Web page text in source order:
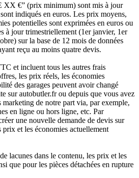
€” (prix minimum) sont mis à jour
indiqués en euros. Les prix moyens,
potentielles sont exprimées en euros ou
à jour trimestriellement (1er janvier, 1er
sur la base de 12 mois de données
reçu au moins quatre devis.
et incluent tous les autres frais
les prix réels, les économies
des garages peuvent avoir changé
sur autobutler.fr ou depuis que vous avez
de notre part via, par exemple,
en ligne ou hors ligne, etc. Par
une nouvelle demande de devis sur
et les économies actuellement
lacunes dans le contenu, les prix et les
que pour les pièces détachées en rupture